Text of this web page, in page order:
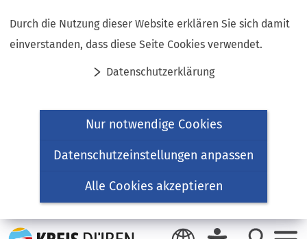
Durch die Nutzung dieser Website erklären Sie sich damit
einverstanden, dass diese Seite Cookies verwendet.
Datenschutzerklärung
Nur notwendige Cookies
Datenschutzeinstellungen anpassen
Alle Cookies akzeptieren
Inhalt anspringen